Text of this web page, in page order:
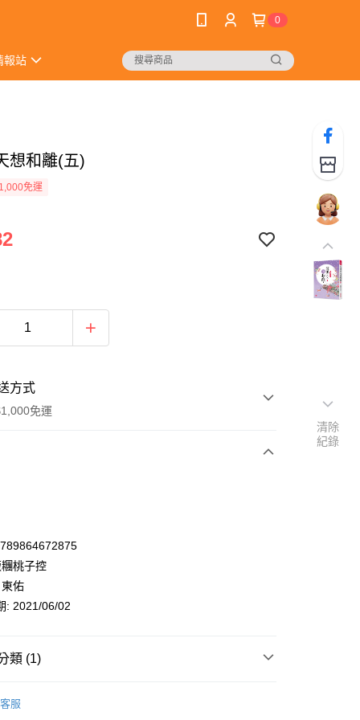
0
報站
想和離(五)
免運
方式
免運
桃子控
佑
: 2021/06/02
類 (1)
客服
清除
紀錄